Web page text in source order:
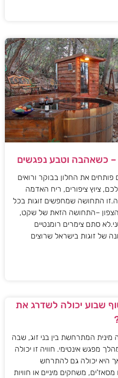
– כשאהבה וטבע נפגשים
את החלון בבוקר ורואים
ציוץ ציפורים, ריח האדמה
התחושה שמחפשים זוגות בכל
–התחושה הזאת של שקט,
סתם צימרים רומנטיים
של זוגות בישראל שרוצים
שבוע יכולה לשדרג את
מינית המתרחשת בין בני זוג, שבה
מפגש אינטימי. חוויה זו יכולה
היא יכולה גם להתרחש
משחקים מיניים או חוויות